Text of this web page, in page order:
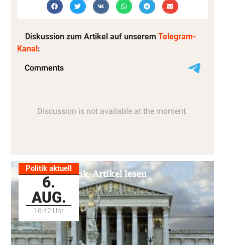
Diskussion zum Artikel auf unserem Telegram-
Kanal:
Politik aktuell
6.
AUG.
16:42 Uhr
Alle Politik-Artikel lesen